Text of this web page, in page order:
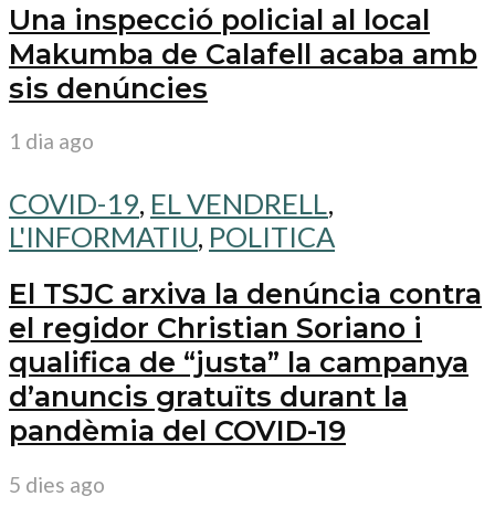
Una inspecció policial al local
Makumba de Calafell acaba amb
sis denúncies
1 dia ago
COVID-19, EL VENDRELL,
L'INFORMATIU, POLITICA
El TSJC arxiva la denúncia contra
el regidor Christian Soriano i
qualifica de “justa” la campanya
d’anuncis gratuïts durant la
pandèmia del COVID-19
5 dies ago